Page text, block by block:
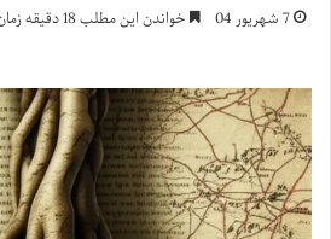
7 شهریور 04 خواندن این مطلب 18 دقیقه زمان میبرد